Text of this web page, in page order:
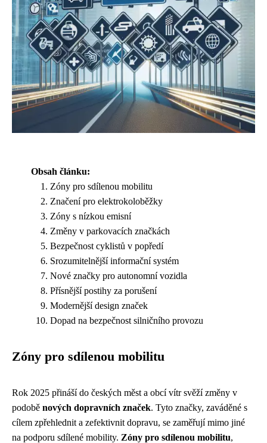
Obsah článku:
Zóny pro sdílenou mobilitu
Značení pro elektrokoloběžky
Zóny s nízkou emisní
Změny v parkovacích značkách
Bezpečnost cyklistů v popředí
Srozumitelnější informační systém
Nové značky pro autonomní vozidla
Přísnější postihy za porušení
Modernější design značek
Dopad na bezpečnost silničního provozu
Zóny pro sdílenou mobilitu
Rok 2025 přináší do českých měst a obcí vítr svěží změny v
podobě nových dopravních značek. Tyto značky, zaváděné s
cílem zpřehlednit a zefektivnit dopravu, se zaměřují mimo jiné
na podporu sdílené mobility. Zóny pro sdílenou mobilitu,